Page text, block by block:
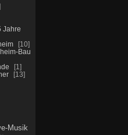
Jahre
10
Bau
1
13
Musik